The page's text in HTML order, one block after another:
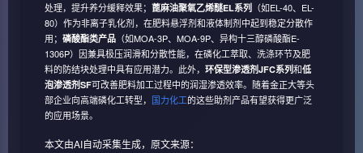
处理，提升养分缓释效果； 蓖麻油聚氧乙烯醚EL系列 （如EL-40、EL-
80）作为非离子乳化剂，在肥料悬浮剂和液体制剂中起到稳定分散作
用； 磷酸酯类产品 （如MOA-3P、MOA-9P、异构十三醇磷酸酯E-
1306P）因兼具极压润滑和分散性能，在磷化工萃取、洗涤环节及肥
料的防结块处理中具有应用潜力。此外， 环保型渗透剂JFC系列和低
泡渗透剂SF可改善肥料加工过程中的润湿渗透效率。随着金正大等头
部企业向高端磷化工转型， 国力化工的这些助剂产品有望获得更广泛
的应用场景。
本文由AI自动采集生成，原文来源：